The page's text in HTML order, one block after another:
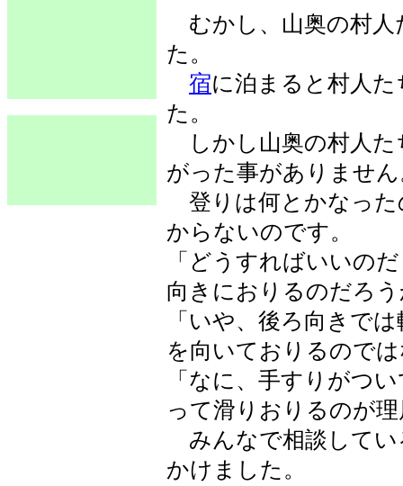
むかし、山奥の村人
た。
宿に泊まると村人
た。
しかし山奥の村人た
がった事がありませ
登りは何とかなった
からないのです。
「どうすればいいの
向きにおりるのだろ
「いや、後ろ向きで
を向いておりるので
「なに、手すりがつ
って滑りおりるのが
みんなで相談してい
かけました。